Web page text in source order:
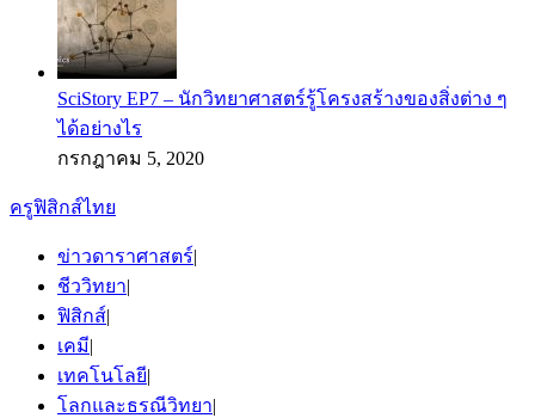
SciStory EP7 – นักวิทยาศาสตร์รู้โครงสร้างของสิ่งต่าง ๆ
ได้อย่างไร
กรกฎาคม 5, 2020
ครูฟิสิกส์ไทย
ข่าวดาราศาสตร์|
ชีววิทยา|
ฟิสิกส์|
เคมี|
เทคโนโลยี|
โลกและธรณีวิทยา|